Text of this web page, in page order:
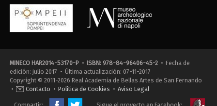
MINECO HAR2014-53170-P • ISBN: 978-84-96406-45-2 • Fecha de
edición: julio 2017 • Última actualización: 07-11-2017
Copyright © 2011-2026 Real Academia de Bellas Artes de San Fernando
•
Contacto • Política de Cookies • Aviso Legal